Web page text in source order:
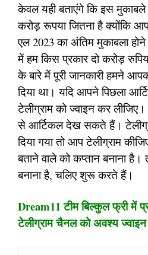
केवल यही बताएंगे कि इस
करोड़ रूपया जितना है क्योंकि
एल 2023 का अंतिम मुकाबला होने
में हम किस प्रकार दो करोड़
के बारे में पूरी जानकारी हमने
दिया था। यदि आपने पिछला
टेलीग्राम को ज्वाइन कर
से आर्टिकल देख सकते हैं।
दिया गया तो आप टेलीग्राम
बताने वाले को कप्तान बनाना
बनाना है, चलिए शुरू करते हैं।
Dream11 टीम बिल्कुल फ्री में
टेलीग्राम चैनल को अवश्य